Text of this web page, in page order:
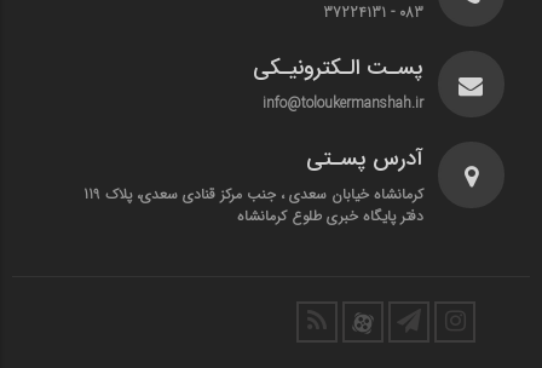
083 - 37224131
پسـت الـکترونیـکی
info@toloukermanshah.ir
آدرس پسـتی
کرمانشاه خیابان سعدی ، جنب مرکز قنادی سعدی، پلاک 119
دفتر پایگاه خبری طلوع کرمانشاه